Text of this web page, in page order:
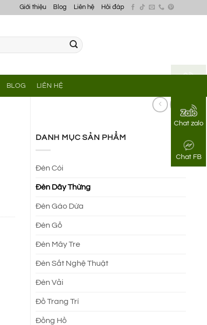
Chat zalo
Chat FB
Giới thiệu Blog Liên hệ Hỏi đáp
BLOG LIÊN HỆ
DANH MỤC SẢN PHẨM
Đèn Cói
Đèn Dây Thừng
Đèn Gáo Dừa
Đèn Gỗ
Đèn Mây Tre
Đèn Sắt Nghệ Thuật
Đèn Vải
Đồ Trang Trí
Đồng Hồ